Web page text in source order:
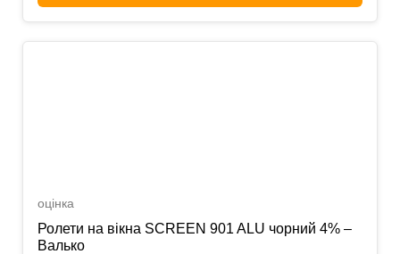
оцінка
Ролети на вікна SCREEN 901 ALU чорний 4% –
Валько